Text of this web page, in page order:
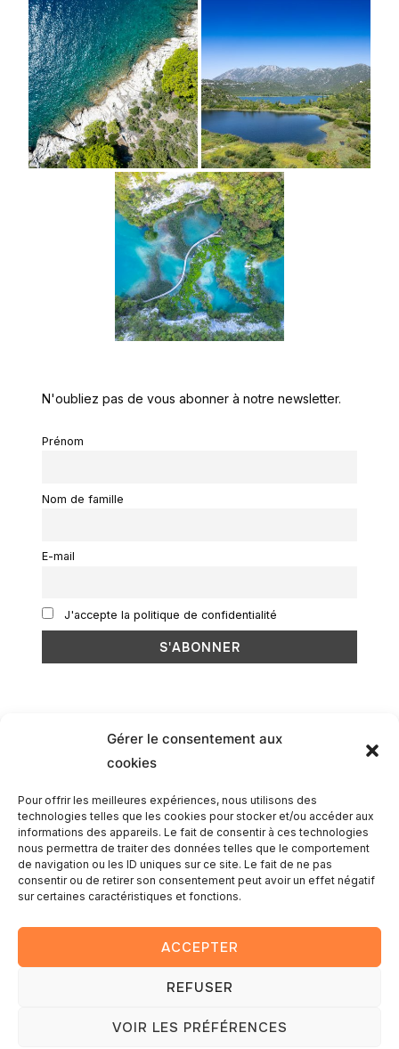
Gérer le consentement aux
cookies
Pour offrir les meilleures expériences, nous utilisons des
technologies telles que les cookies pour stocker et/ou accéder aux
informations des appareils. Le fait de consentir à ces technologies
nous permettra de traiter des données telles que le comportement
de navigation ou les ID uniques sur ce site. Le fait de ne pas
consentir ou de retirer son consentement peut avoir un effet négatif
sur certaines caractéristiques et fonctions.
ACCEPTER
REFUSER
VOIR LES PRÉFÉRENCES
N'oubliez pas de vous abonner à notre newsletter.
Prénom
Nom de famille
E-mail
J'accepte la politique de confidentialité
Romain
Conçu parWPZOOM